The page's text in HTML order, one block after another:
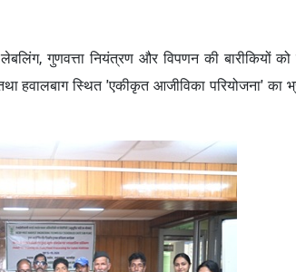
गुणवत्ता नियंत्रण और विपणन की बारीकियों को
हवालबाग स्थित 'एकीकृत आजीविका परियोजना' का